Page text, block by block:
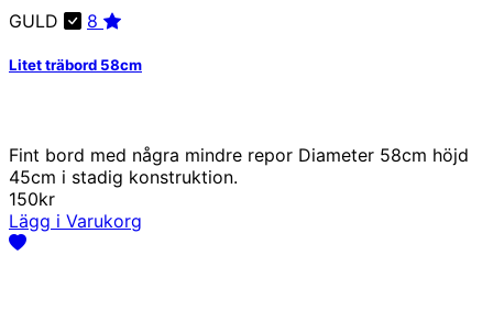
GULD 8
Litet träbord 58cm
Fint bord med några mindre repor Diameter 58cm höjd
45cm i stadig konstruktion.
150kr
Lägg i Varukorg